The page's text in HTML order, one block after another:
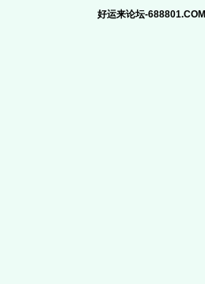
好运来论坛-688801.COM